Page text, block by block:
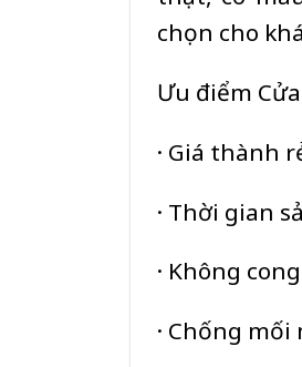
chọn cho
Ưu điểm
· Giá thành
· Thời gian
· Không
· Chống